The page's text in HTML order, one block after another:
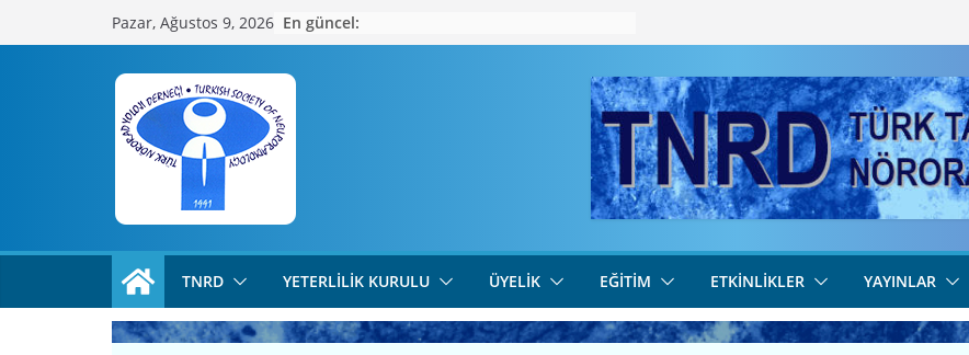
to
Pazar, Ağustos 9, 2026 En güncel:
TNRD YETERLILIK KURULU ÜYELIK EĞITIM ETKINLIKLER YAYINLAR